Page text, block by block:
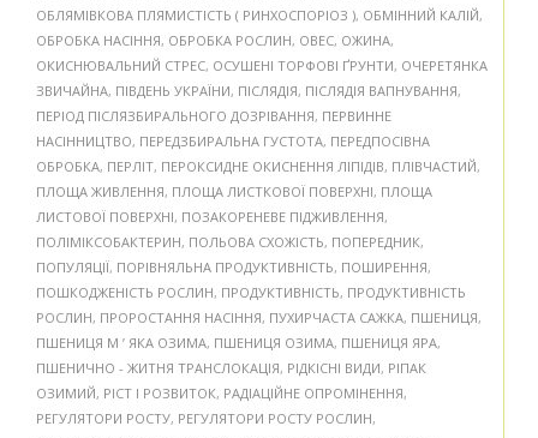
ОБЛЯМІВКОВА ПЛЯМИСТІСТЬ ( РИНХОСПОРІОЗ ), ОБМІННИЙ КАЛІЙ,
ОБРОБКА НАСІННЯ, ОБРОБКА РОСЛИН, ОВЕС, ОЖИНА,
ОКИСНЮВАЛЬНИЙ СТРЕС, ОСУШЕНІ ТОРФОВІ ҐРУНТИ, ОЧЕРЕТЯНКА
ЗВИЧАЙНА, ПІВДЕНЬ УКРАЇНИ, ПІСЛЯДІЯ, ПІСЛЯДІЯ ВАПНУВАННЯ,
ПЕРІОД ПІСЛЯЗБИРАЛЬНОГО ДОЗРІВАННЯ, ПЕРВИННЕ
НАСІННИЦТВО, ПЕРЕДЗБИРАЛЬНА ГУСТОТА, ПЕРЕДПОСІВНА
ОБРОБКА, ПЕРЛІТ, ПЕРОКСИДНЕ ОКИСНЕННЯ ЛІПІДІВ, ПЛІВЧАСТИЙ,
ПЛОЩА ЖИВЛЕННЯ, ПЛОЩА ЛИСТКОВОЇ ПОВЕРХНІ, ПЛОЩА
ЛИСТОВОЇ ПОВЕРХНІ, ПОЗАКОРЕНЕВЕ ПІДЖИВЛЕННЯ,
ПОЛІМІКСОБАКТЕРИН, ПОЛЬОВА СХОЖІСТЬ, ПОПЕРЕДНИК,
ПОПУЛЯЦІЇ, ПОРІВНЯЛЬНА ПРОДУКТИВНІСТЬ, ПОШИРЕННЯ,
ПОШКОДЖЕНІСТЬ РОСЛИН, ПРОДУКТИВНІСТЬ, ПРОДУКТИВНІСТЬ
РОСЛИН, ПРОРОСТАННЯ НАСІННЯ, ПУХИРЧАСТА САЖКА, ПШЕНИЦЯ,
ПШЕНИЦЯ М ’ ЯКА ОЗИМА, ПШЕНИЦЯ ОЗИМА, ПШЕНИЦЯ ЯРА,
ПШЕНИЧНО - ЖИТНЯ ТРАНСЛОКАЦІЯ, РІДКІСНІ ВИДИ, РІПАК
ОЗИМИЙ, РІСТ І РОЗВИТОК, РАДІАЦІЙНЕ ОПРОМІНЕННЯ,
РЕГУЛЯТОРИ РОСТУ, РЕГУЛЯТОРИ РОСТУ РОСЛИН,